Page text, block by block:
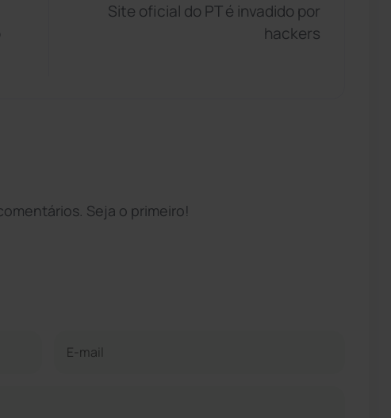
Site oficial do PT é invadido por
hackers
Seja o primeiro!